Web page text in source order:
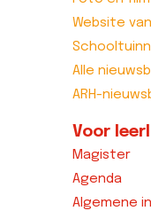
Website
Alle
ARH-
Voor
Magister
Agenda
Algemene